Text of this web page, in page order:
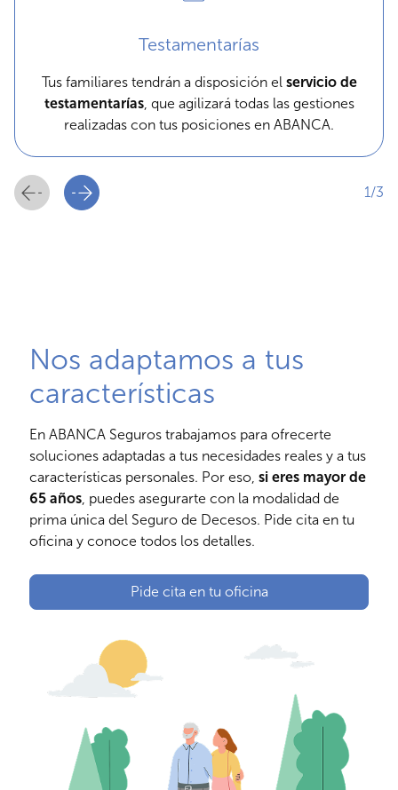
Testamentarías
Tus familiares tendrán a disposición el servicio de
testamentarías, que agilizará todas las gestiones
realizadas con tus posiciones en ABANCA.
1/3
Nos adaptamos a tus
características
En ABANCA Seguros trabajamos para ofrecerte
soluciones adaptadas a tus necesidades reales y a tus
características personales. Por eso, si eres mayor de
65 años , puedes asegurarte con la modalidad de
prima única del Seguro de Decesos. Pide cita en tu
oficina y conoce todos los detalles.
Pide cita en tu oficina